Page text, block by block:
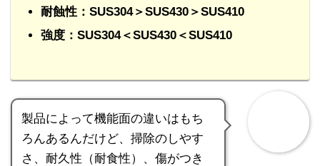
耐蝕性：SUS304＞SUS430＞SUS410
強度：SUS304＜SUS430＜SUS410
製品によって機能面の違いはもち
ろんあるんだけど、掃除のしやす
さ、耐久性（耐食性）、傷がつき